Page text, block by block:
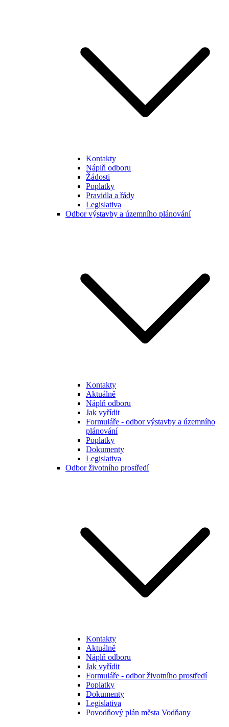
Kontakty
Náplň odboru
Žádosti
Poplatky
Pravidla a řády
Legislativa
Odbor výstavby a územního plánování
Kontakty
Aktuálně
Náplň odboru
Jak vyřídit
Formuláře - odbor výstavby a územního
plánování
Poplatky
Dokumenty
Legislativa
Odbor životního prostředí
Kontakty
Aktuálně
Náplň odboru
Jak vyřídit
Formuláře - odbor životního prostředí
Poplatky
Dokumenty
Legislativa
Povodňový plán města Vodňany